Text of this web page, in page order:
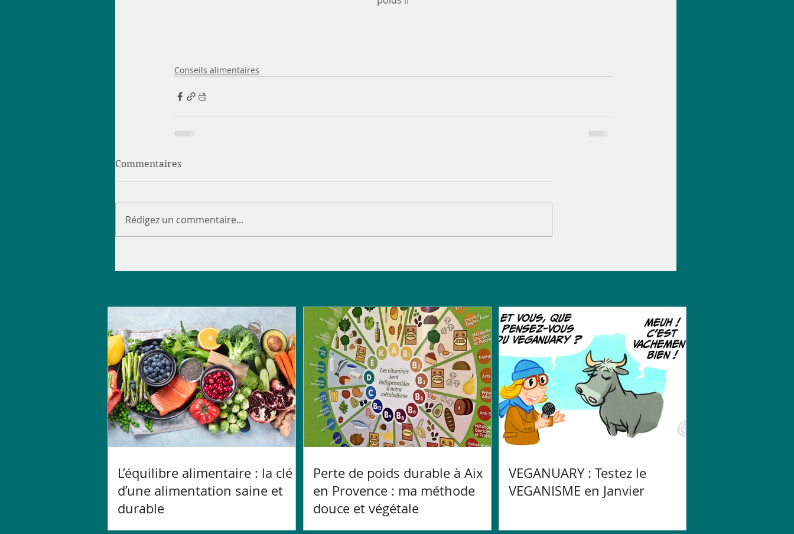
Conseils alimentaires
Commentaires
Rédigez un commentaire...
L’équilibre alimentaire : la clé
d’une alimentation saine et
durable
Perte de poids durable à Aix
en Provence : ma méthode
douce et végétale
VEGANUARY : Testez le
VEGANISME en Janvier